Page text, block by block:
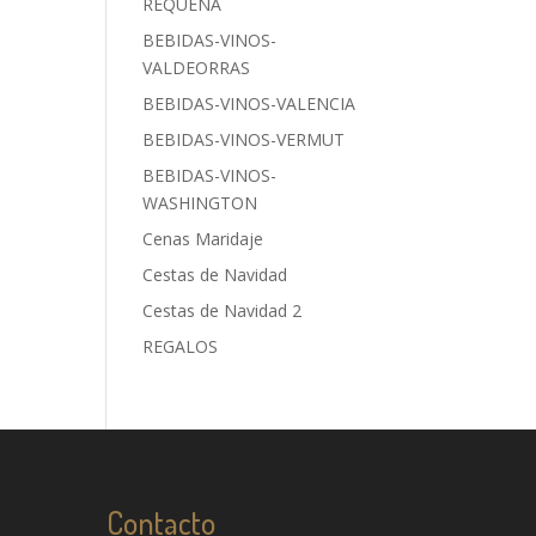
BEBIDAS-VINOS-
VALDEORRAS
BEBIDAS-VINOS-VALENCIA
BEBIDAS-VINOS-VERMUT
BEBIDAS-VINOS-
WASHINGTON
Cenas Maridaje
Cestas de Navidad
Cestas de Navidad 2
REGALOS
Contacto